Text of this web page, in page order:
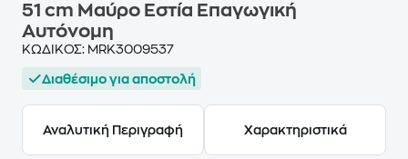
51 cm Μαύρo Εστία Επαγωγική
Αυτόνομη
ΚΩΔΙΚΟΣ: MRK3009537
Διαθέσιμο για αποστολή
Αναλυτική Περιγραφή Χαρακτηριστικά